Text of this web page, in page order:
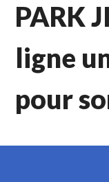
PARK
ligne
pour